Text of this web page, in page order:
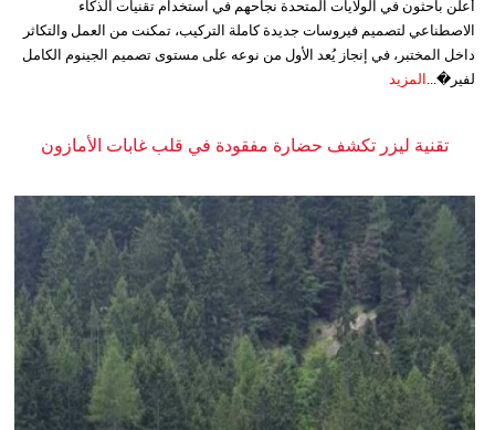
أعلن باحثون في الولايات المتحدة نجاحهم في استخدام تقنيات الذكاء
الاصطناعي لتصميم فيروسات جديدة كاملة التركيب، تمكنت من العمل والتكاثر
داخل المختبر، في إنجاز يُعد الأول من نوعه على مستوى تصميم الجينوم الكامل
لفير�...
المزيد
تقنية ليزر تكشف حضارة مفقودة في قلب غابات الأمازون